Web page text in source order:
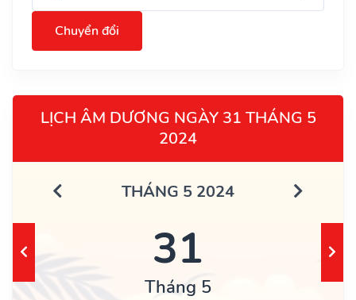
Chuyển đổi
LỊCH ÂM DƯƠNG NGÀY 31 THÁNG 5
2024
THÁNG 5 2024
31
Tháng 5